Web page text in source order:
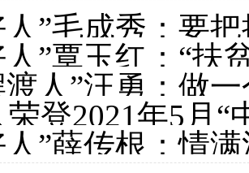
人”毛成秀：要
”覃玉红：“扶
人”汪勇：做
登2021年5月“
人”薛传根：情